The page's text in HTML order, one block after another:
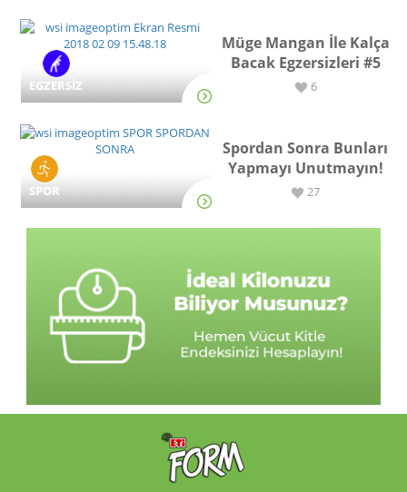
EGZERSİZ
Müge Mangan İle Kalça
Bacak Egzersizleri #5
6
SPOR
Spordan Sonra Bunları
Yapmayı Unutmayın!
27